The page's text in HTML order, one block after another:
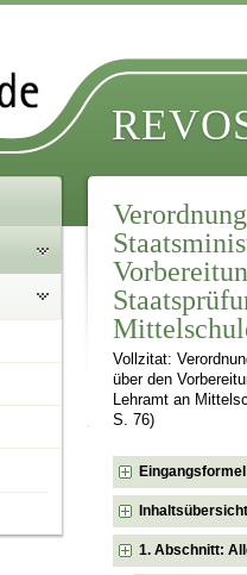
Vollzitat:
über den
Lehramt an
S. 76)
Eingangsformel
Inhaltsübersicht
1. Abschnitt: